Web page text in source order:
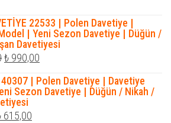
₺ 1.950,00.
22533 | Polen Davetiye |
| Yeni Sezon Davetiye | Düğün /
Davetiyesi
Orijinal
₺ 1.150,00.
₺ 990,00
andaki
fiyat:
| Polen Davetiye | Davetiye
Sezon Davetiye | Düğün / Nikah /
615,00